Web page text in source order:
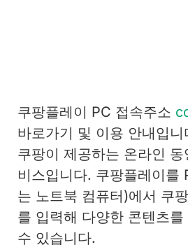
쿠팡플레이 PC 접속주소
바로가기 및 이용 안내입
쿠팡이 제공하는 온라인
비스입니다. 쿠팡플레이를
는 노트북 컴퓨터)에서 쿠
를 입력해 다양한 콘텐츠
수 있습니다.